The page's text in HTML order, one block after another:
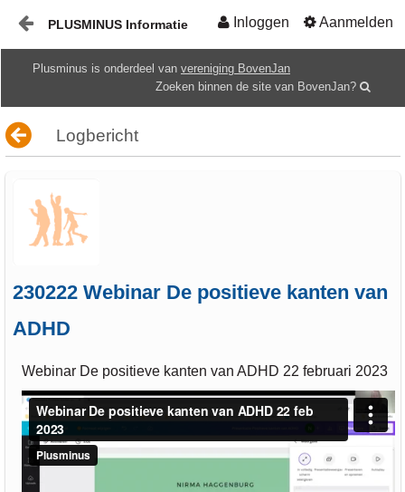
Inloggen Aanmelden
PLUSMINUS Informatie
Start
Mediatheek
Gids
Plusminus is onderdeel van vereniging BovenJan
Zoeken binnen de site van BovenJan?
Logbericht
230222 Webinar De positieve kanten van
ADHD
Webinar De positieve kanten van ADHD 22 februari 2023